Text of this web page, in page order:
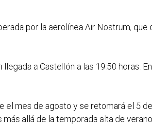
por la aerolínea Air Nostrum, que
a Castellón a las 19.50 horas.
el mes de agosto y se retomará el 5
allá de la temporada alta de